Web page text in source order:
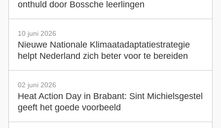
onthuld door Bossche leerlingen
10 juni 2026
Nieuwe Nationale Klimaatadaptatiestrategie
helpt Nederland zich beter voor te bereiden
02 juni 2026
Heat Action Day in Brabant: Sint Michielsgestel
geeft het goede voorbeeld